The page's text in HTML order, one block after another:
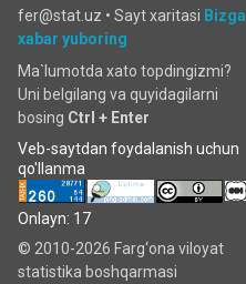
fer@stat.uz • Sayt xaritasi Bizga
xabar yuboring
Ma`lumotda xato topdingizmi?
Uni belgilang va quyidagilarni
bosing Ctrl + Enter
Veb-saytdan foydalanish uchun
qo'llanma
Onlayn: 17
© 2010-2026 Farg‘ona viloyat
statistika boshqarmasi